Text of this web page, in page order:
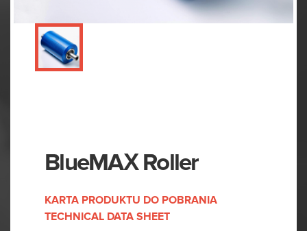
BlueMAX Roller
KARTA PRODUKTU DO POBRANIA
TECHNICAL DATA SHEET